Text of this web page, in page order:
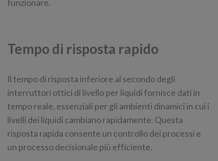
funzionare.
Tempo di risposta rapido
Il tempo di risposta inferiore al secondo degli
interruttori ottici di livello per liquidi fornisce dati in
tempo reale, essenziali per gli ambienti dinamici in cui i
livelli dei liquidi cambiano rapidamente. Questa
risposta rapida consente un controllo dei processi e
un processo decisionale più efficiente.